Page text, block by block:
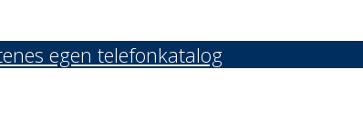
egen telefonkatalog